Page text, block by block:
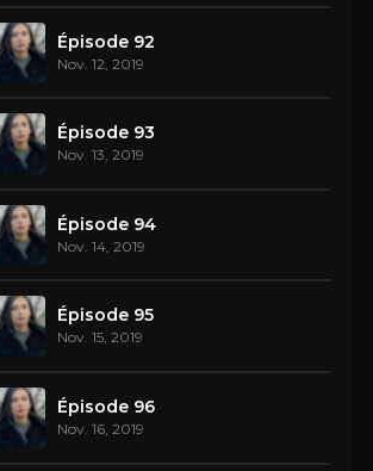
Épisode 92
Nov. 12, 2019
Épisode 93
Nov. 13, 2019
Épisode 94
Nov. 14, 2019
Épisode 95
Nov. 15, 2019
Épisode 96
Nov. 16, 2019